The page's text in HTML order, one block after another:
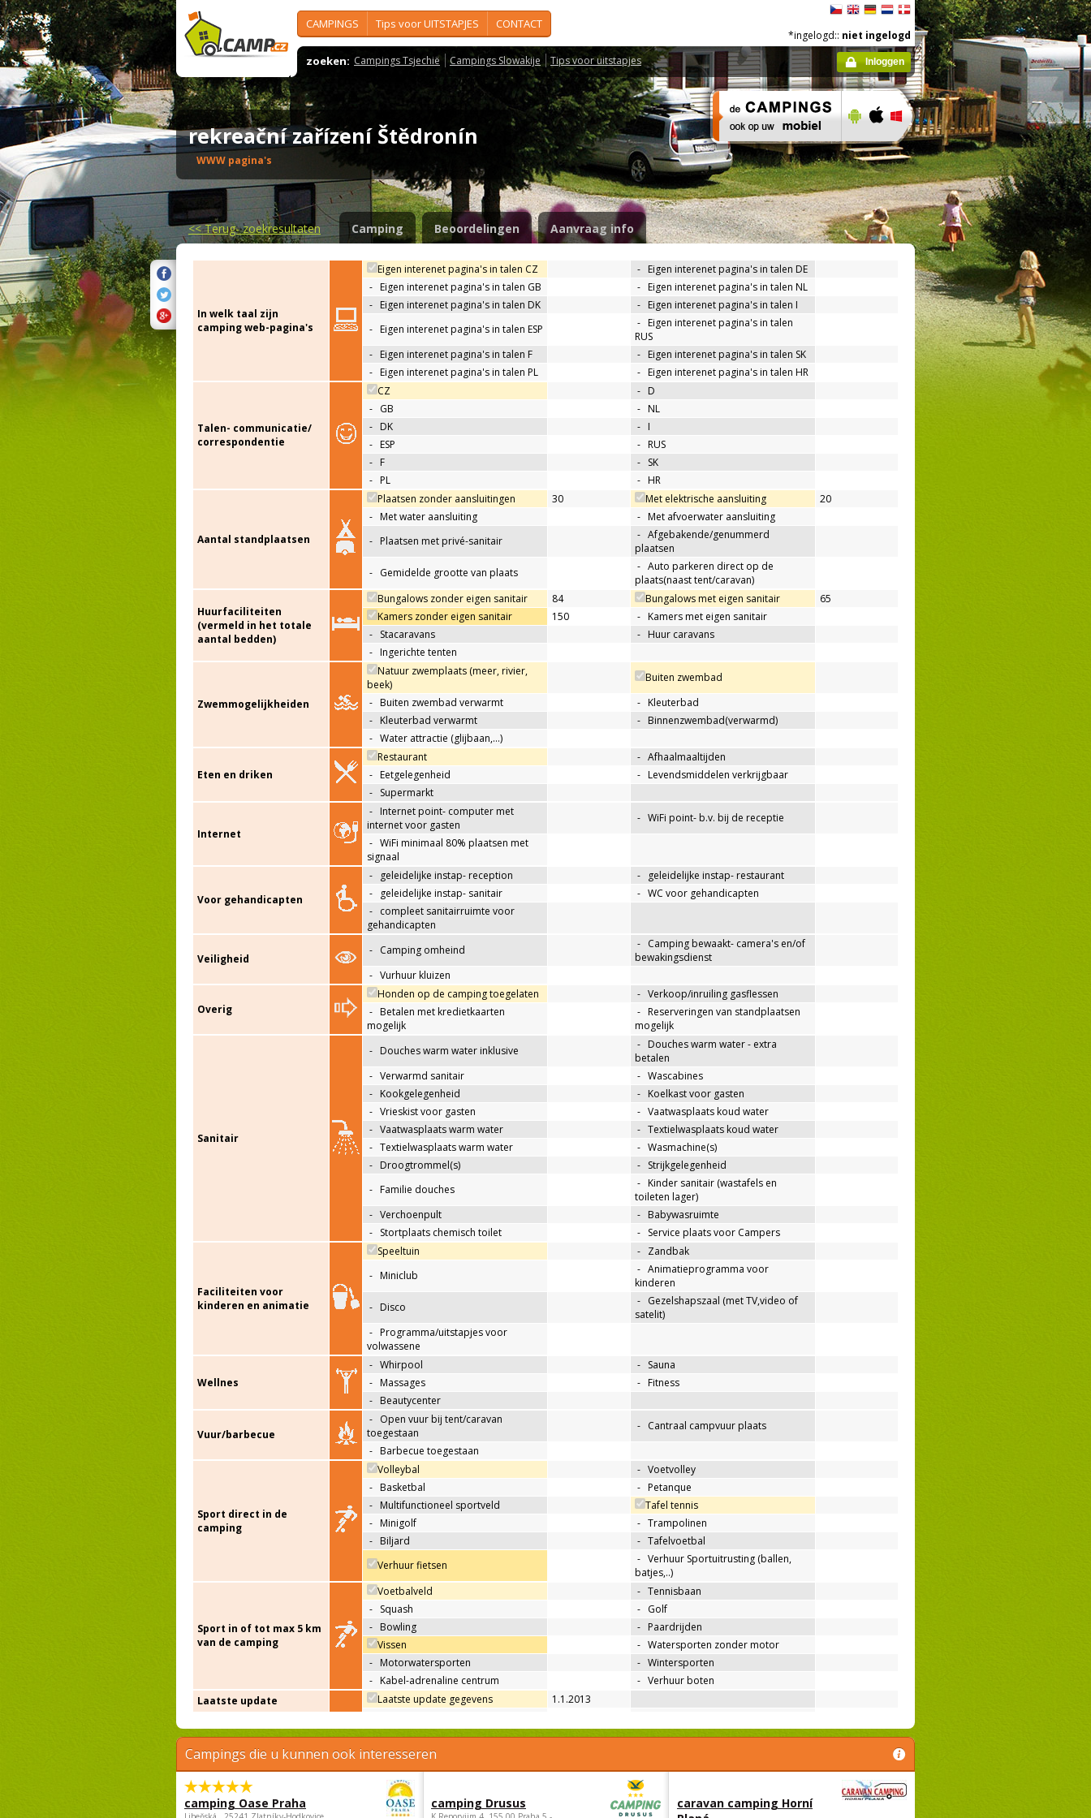
CAMPINGS Tips voor UITSTAPJES CONTACT
zoeken: Campings Tsjechië Campings Slowakije Tips voor uitstapjes
*ingelogd:: niet ingelogd
Inloggen
rekreační zařízení Štědronín
WWW pagina's
<<Terug- zoekresultaten Camping Beoordelingen Aanvraag info
In welk taal zijn
camping web-pagina's
Eigen interenet pagina's in talen CZ - Eigen interenet pagina's in talen DE
- Eigen interenet pagina's in talen GB - Eigen interenet pagina's in talen NL
- Eigen interenet pagina's in talen DK - Eigen interenet pagina's in talen I
- Eigen interenet pagina's in talen ESP - Eigen interenet pagina's in talen
RUS
- Eigen interenet pagina's in talen F - Eigen interenet pagina's in talen SK
- Eigen interenet pagina's in talen PL - Eigen interenet pagina's in talen HR
Talen- communicatie/
correspondentie
CZ - D
- GB - NL
- DK - I
- ESP - RUS
- F - SK
- PL - HR
Aantal standplaatsen
Plaatsen zonder aansluitingen 30 Met elektrische aansluiting
20
- Met water aansluiting - Met afvoerwater aansluiting
- Plaatsen met privé-sanitair - Afgebakende/genummerd
plaatsen
- Gemidelde grootte van plaats - Auto parkeren direct op de
plaats(naast tent/caravan)
Huurfaciliteiten
(vermeld in het totale
aantal bedden)
Bungalows zonder eigen sanitair 84 Bungalows met eigen sanitair
65
Kamers zonder eigen sanitair
150 - Kamers met eigen sanitair
- Stacaravans - Huur caravans
- Ingerichte tenten
Zwemmogelijkheiden
Natuur zwemplaats (meer, rivier,
beek)
Buiten zwembad
- Buiten zwembad verwarmt - Kleuterbad
- Kleuterbad verwarmt - Binnenzwembad(verwarmd)
- Water attractie (glijbaan,…)
Eten en driken
Restaurant - Afhaalmaaltijden
- Eetgelegenheid - Levendsmiddelen verkrijgbaar
- Supermarkt
Internet
- Internet point- computer met
internet voor gasten
- WiFi point- b.v. bij de receptie
- WiFi minimaal 80% plaatsen met
signaal
Voor gehandicapten
- geleidelijke instap- reception -
geleidelijke instap- restaurant
-
geleidelijke instap- sanitair - WC voor gehandicapten
- compleet sanitairruimte voor
gehandicapten
Veiligheid
- Camping omheind - Camping bewaakt- camera's en/of
bewakingsdienst
- Vurhuur kluizen
Overig
Honden op de camping toegelaten - Verkoop/inruiling gasflessen
- Betalen met kredietkaarten
mogelijk
- Reserveringen van standplaatsen
mogelijk
Sanitair
- Douches warm water inklusive - Douches warm water - extra
betalen
- Verwarmd sanitair - Wascabines
- Kookgelegenheid - Koelkast voor gasten
- Vrieskist voor gasten - Vaatwasplaats koud water
- Vaatwasplaats warm water - Textielwasplaats koud water
- Textielwasplaats warm water - Wasmachine(s)
- Droogtrommel(s) - Strijkgelegenheid
- Familie douches - Kinder sanitair (wastafels en
toileten lager)
- Verchoenpult - Babywasruimte
- Stortplaats chemisch toilet - Service plaats voor Campers
Faciliteiten voor
kinderen en animatie
Speeltuin - Zandbak
- Miniclub - Animatieprogramma voor
kinderen
- Disco - Gezelshapszaal (met TV,video of
satelit)
- Programma/uitstapjes voor
volwassene
Wellnes
- Whirpool - Sauna
- Massages - Fitness
- Beautycenter
Vuur/barbecue
- Open vuur bij tent/caravan
toegestaan
- Cantraal campvuur plaats
- Barbecue toegestaan
Sport direct in de
camping
Volleybal - Voetvolley
- Basketbal - Petanque
- Multifunctioneel sportveld
Tafel tennis
- Minigolf - Trampolinen
- Biljard - Tafelvoetbal
Verhuur fietsen
- Verhuur Sportuitrusting (ballen,
batjes,..)
Sport in of tot max 5 km
van de camping
Voetbalveld - Tennisbaan
- Squash - Golf
- Bowling - Paardrijden
Vissen
- Watersporten zonder motor
- Motorwatersporten - Wintersporten
- Kabel-adrenaline centrum - Verhuur boten
Laatste update
Laatste update gegevens 1.1.2013
Campings die u kunnen ook interesseren
camping Oase Praha camping Drusus
caravan camping Horní